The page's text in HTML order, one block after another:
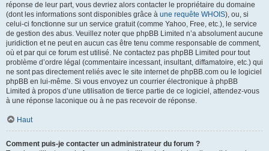
réponse de leur part, vous devriez alors contacter le propriétaire du domaine
(dont les informations sont disponibles grâce à une requête WHOIS), ou, si
celui-ci fonctionne sur un service gratuit (comme Yahoo, Free, etc.), le service
de gestion des abus. Veuillez noter que phpBB Limited n’a absolument aucune
juridiction et ne peut en aucun cas être tenu comme responsable de comment,
où et par qui ce forum est utilisé. Ne contactez pas phpBB Limited pour tout
problème d’ordre légal (commentaire incessant, insultant, diffamatoire, etc.) qui
ne sont pas directement reliés avec le site internet de phpBB.com ou le logiciel
phpBB en lui-même. Si vous envoyez un courrier électronique à phpBB
Limited à propos d’une utilisation de tierce partie de ce logiciel, attendez-vous
à une réponse laconique ou à ne pas recevoir de réponse.
Haut
Comment puis-je contacter un administrateur du forum ?